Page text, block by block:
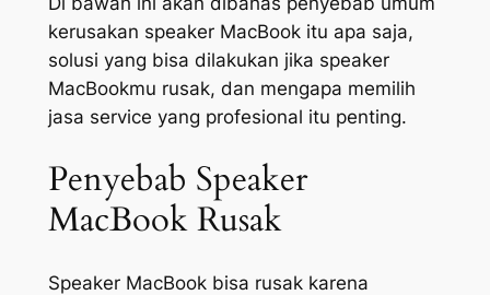
kerusakan speaker MacBook itu apa saja,
solusi yang bisa dilakukan jika speaker
MacBookmu rusak, dan mengapa memilih
jasa service yang profesional itu penting.
Penyebab Speaker
MacBook Rusak
Speaker MacBook bisa rusak karena